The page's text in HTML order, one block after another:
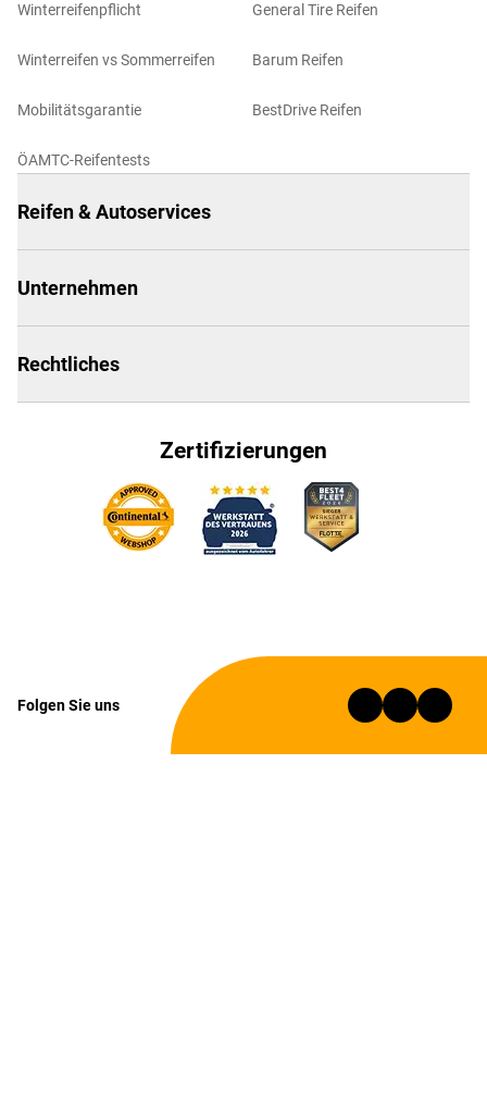
Winterreifenpflicht
Winterreifen vs Sommerreifen
Mobilitätsgarantie
ÖAMTC-Reifentests
General Tire Reifen
Barum Reifen
BestDrive Reifen
Reifen & Autoservices
Unternehmen
Rechtliches
Zertifizierungen
Folgen Sie uns